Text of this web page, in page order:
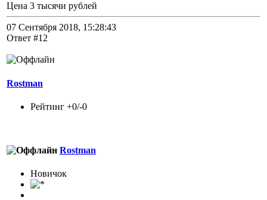
Цена 3 тысячи рублей
07 Сентября 2018, 15:28:43
Ответ #12
Rostman
Рейтинг +0/-0
Rostman
Новичок